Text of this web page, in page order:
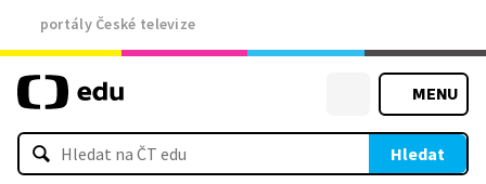
portály České televize
MENU
Hledat